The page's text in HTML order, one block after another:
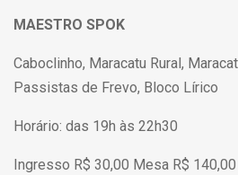
MAESTRO SPOK
Caboclinho, Maracatu Rural,
Passistas de Frevo, Bloco Lírico
Horário: das 19h às 22h30
Ingresso R$ 30,00 Mesa R$